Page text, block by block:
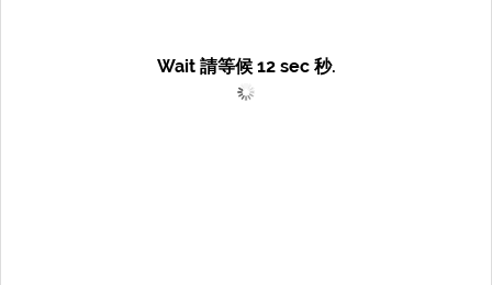
Wait 請等候 12sec 秒.